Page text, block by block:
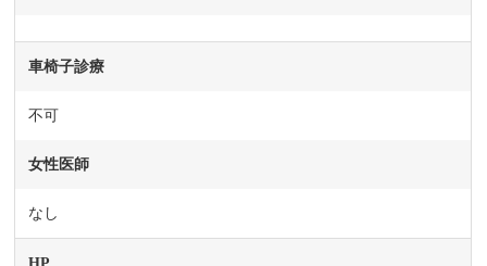
車椅子診療
不可
女性医師
なし